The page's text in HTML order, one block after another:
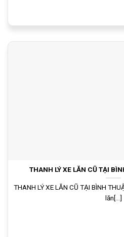
THANH LÝ XE LĂN CŨ TẠI
THANH LÝ XE LĂN CŨ TẠI BÌNH
lăn[...]